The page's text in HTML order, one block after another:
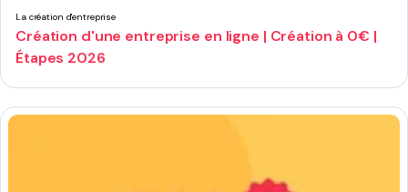
La création d'entreprise
Création d'une entreprise en ligne | Création à 0€ |
Étapes 2026